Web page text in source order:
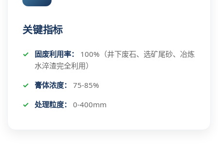
关键指标
固废利用率：
100%（井下废石、选矿尾砂、冶炼
水淬渣完全利用）
膏体浓度： 75-85%
处理粒度： 0-400mm